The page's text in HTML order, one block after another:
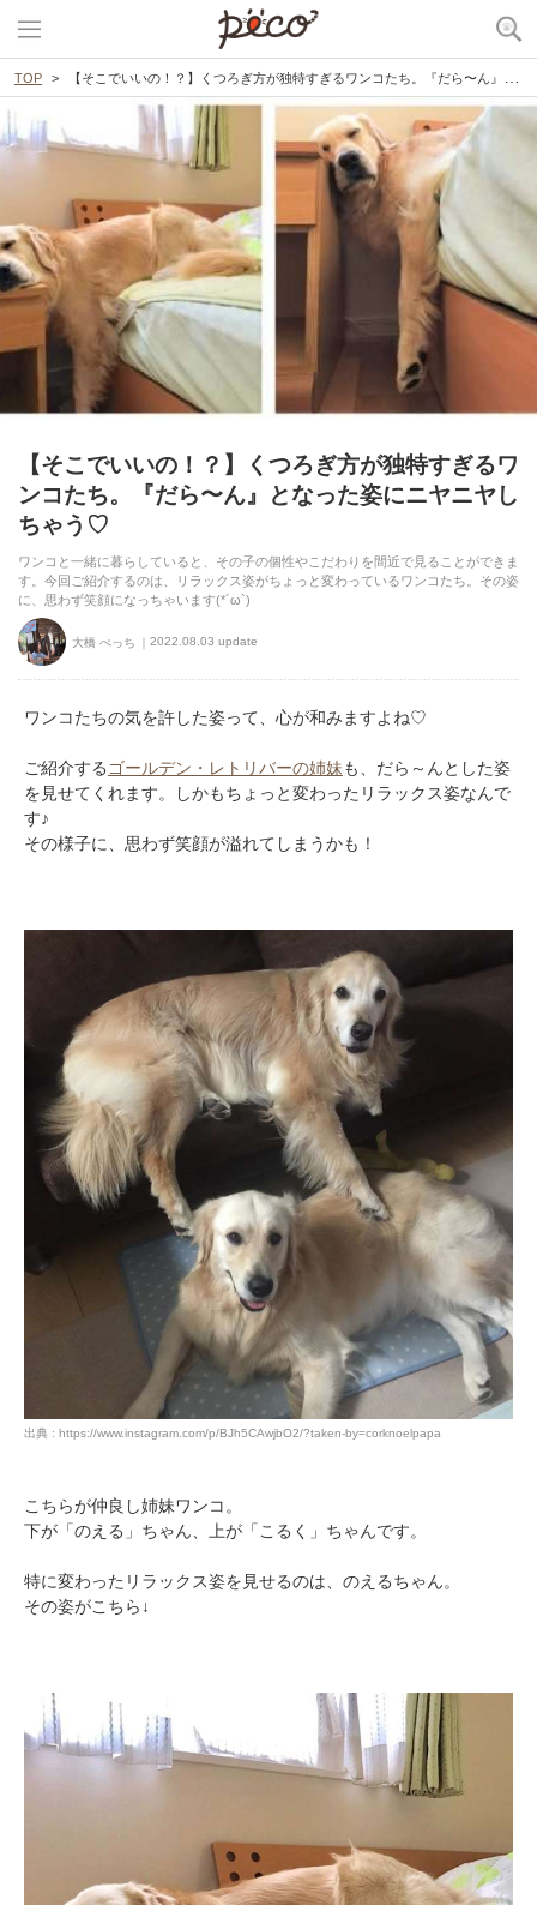
TOP 【そこでいいの！？】くつろぎ方が独特すぎるワンコたち。『だら〜ん』となった姿にニヤニヤしちゃう♡
【そこでいいの！？】くつろぎ方が独特すぎるワ
ンコたち。『だら〜ん』となった姿にニヤニヤし
ちゃう♡
ワンコと一緒に暮らしていると、その子の個性やこだわりを間近で見ることができま
す。今回ご紹介するのは、リラックス姿がちょっと変わっているワンコたち。その姿
に、思わず笑顔になっちゃいます(*´ω`)
大橋 ぺっち 2022.08.03 update
ワンコたちの気を許した姿って、心が和みますよね♡
ご紹介する ゴールデン・レトリバーの姉妹も、だら～んとした姿
を見せてくれます。しかもちょっと変わったリラックス姿なんで
す♪
その様子に、思わず笑顔が溢れてしまうかも！
出典 : https://www.instagram.com/p/BJh5CAwjbO2/?taken-by=corknoelpapa
こちらが仲良し姉妹ワンコ。
下が「のえる」ちゃん、上が「こるく」ちゃんです。
特に変わったリラックス姿を見せるのは、のえるちゃん。
その姿がこちら↓